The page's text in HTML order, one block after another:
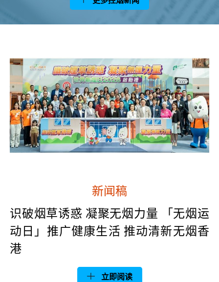
新闻稿
识破烟草诱惑 凝聚无烟力量 「无烟运
动日」推广健康生活 推动清新无烟香
港
立即阅读